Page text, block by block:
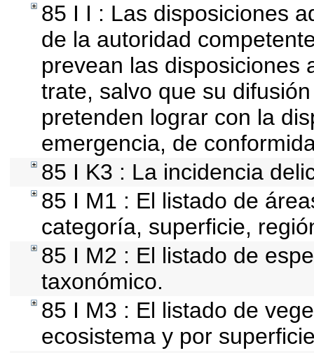
85 I I : Las disposiciones
de la autoridad
prevean las disposiciones
trate, salvo que su
pretenden lograr con la
emergencia, de
85 I K3 : La incidencia
85 I M1 : El listado de
categoría, superficie,
85 I M2 : El listado de
taxonómico.
85 I M3 : El listado de
ecosistema y por